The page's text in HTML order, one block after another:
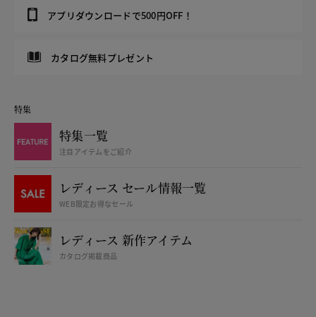
アプリダウンロードで500円OFF！
カタログ無料プレゼント
特集
特集一覧
注目アイテムをご紹介
レディース セール情報一覧
WEB限定お得なセール
レディース 新作アイテム
カタログ掲載商品